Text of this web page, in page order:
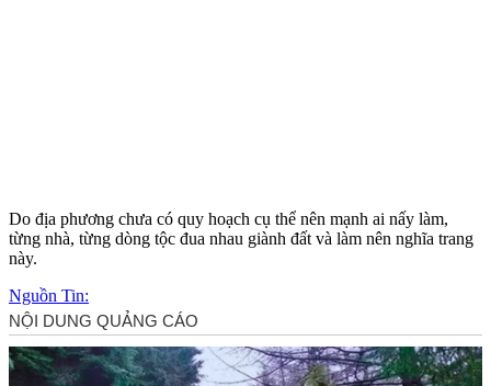
Do địa phương chưa có quy hoạch cụ thể nên mạnh ai nấy làm,
từng nhà, từng dòng tộc đua nhau giành đất và làm nên nghĩa trang
này.
Nguồn Tin: